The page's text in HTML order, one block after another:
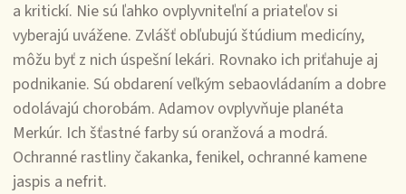
a kritickí. Nie sú ľahko ovplyvniteľní a priateľov si
vyberajú uvážene. Zvlášť obľubujú štúdium medicíny,
môžu byť z nich úspešní lekári. Rovnako ich priťahuje aj
podnikanie. Sú obdarení veľkým sebaovládaním a dobre
odolávajú chorobám. Adamov ovplyvňuje planéta
Merkúr. Ich šťastné farby sú oranžová a modrá.
Ochranné rastliny čakanka, fenikel, ochranné kamene
jaspis a nefrit.